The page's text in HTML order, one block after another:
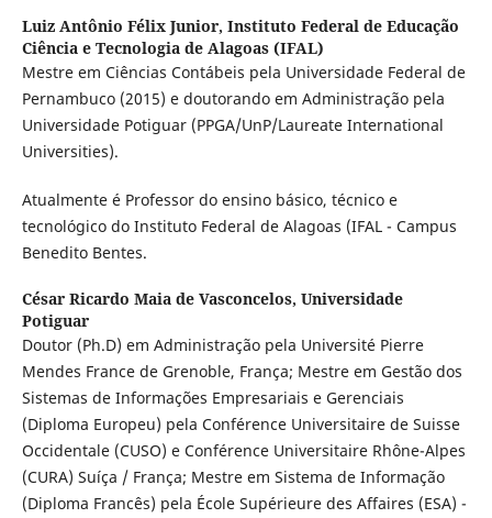
Luiz Antônio Félix Junior, Instituto Federal de Educação
Ciência e Tecnologia de Alagoas (IFAL)
Mestre em Ciências Contábeis pela Universidade Federal de
Pernambuco (2015) e doutorando em Administração pela
Universidade Potiguar (PPGA/UnP/Laureate International
Universities).
Atualmente é Professor do ensino básico, técnico e
tecnológico do Instituto Federal de Alagoas (IFAL - Campus
Benedito Bentes.
César Ricardo Maia de Vasconcelos, Universidade
Potiguar
Doutor (Ph.D) em Administração pela Université Pierre
Mendes France de Grenoble, França; Mestre em Gestão dos
Sistemas de Informações Empresariais e Gerenciais
(Diploma Europeu) pela Conférence Universitaire de Suisse
Occidentale (CUSO) e Conférence Universitaire Rhône-Alpes
(CURA) Suíça / França; Mestre em Sistema de Informação
(Diploma Francês) pela École Supérieure des Affaires (ESA) -